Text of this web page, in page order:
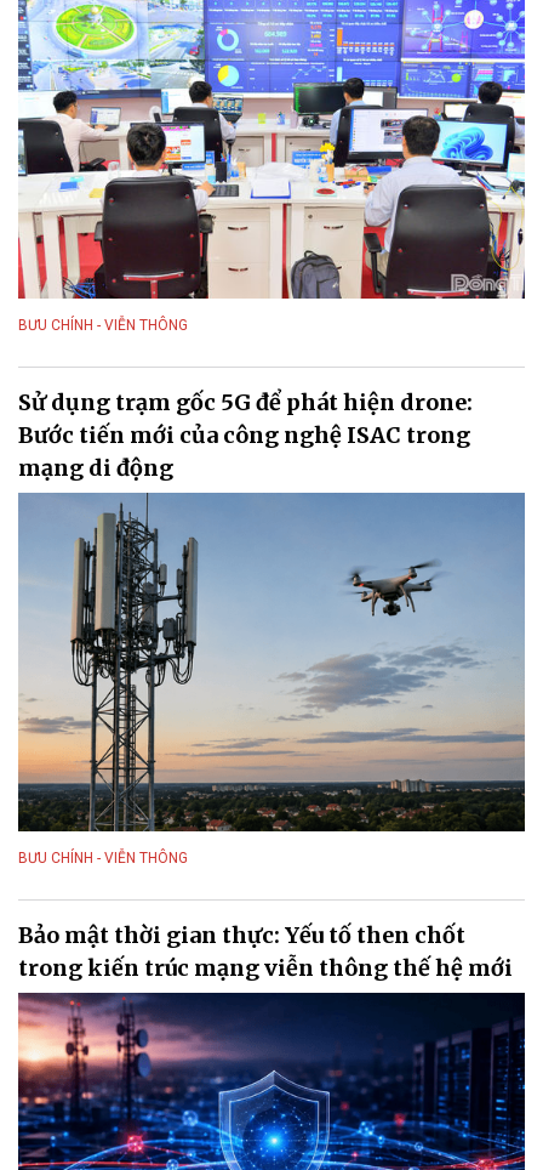
BƯU CHÍNH - VIỄN THÔNG
Sử dụng trạm gốc 5G để phát hiện drone:
Bước tiến mới của công nghệ ISAC trong
mạng di động
BƯU CHÍNH - VIỄN THÔNG
Bảo mật thời gian thực: Yếu tố then chốt
trong kiến trúc mạng viễn thông thế hệ mới